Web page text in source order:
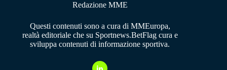
Redazione MME
Questi contenuti sono a cura di MMEuropa,
realtà editoriale che su Sportnews.BetFlag cura e
sviluppa contenuti di informazione sportiva.